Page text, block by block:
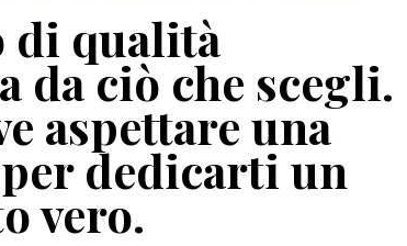
di qualità
da ciò che scegli.
aspettare una
dedicarti un
vero.